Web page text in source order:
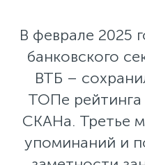
В феврале 2025
банковского
ВТБ –
ТОПе рейтинга
СКАНа. Третье
упоминаний и